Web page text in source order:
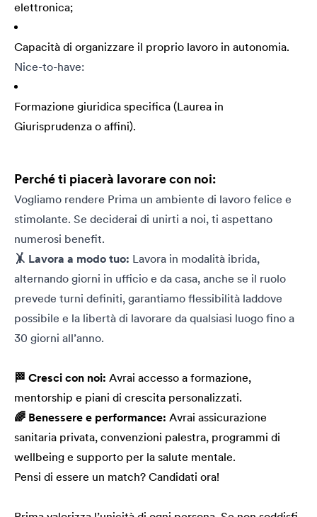
elettronica;
Capacità di organizzare il proprio lavoro in autonomia.
Nice-to-have:
Formazione giuridica specifica (Laurea in
Giurisprudenza o affini).
Perché ti piacerà lavorare con noi:
Vogliamo rendere Prima un ambiente di lavoro felice e
stimolante. Se deciderai di unirti a noi, ti aspettano
numerosi benefit.
🤸 Lavora a modo tuo: Lavora in modalità ibrida,
alternando giorni in ufficio e da casa, anche se il ruolo
prevede turni definiti, garantiamo flessibilità laddove
possibile e la libertà di lavorare da qualsiasi luogo fino a
30 giorni all’anno.
🏁 Cresci con noi: Avrai accesso a formazione,
mentorship e piani di crescita personalizzati.
🌈 Benessere e performance: Avrai assicurazione
sanitaria privata, convenzioni palestra, programmi di
wellbeing e supporto per la salute mentale.
Pensi di essere un match? Candidati ora!